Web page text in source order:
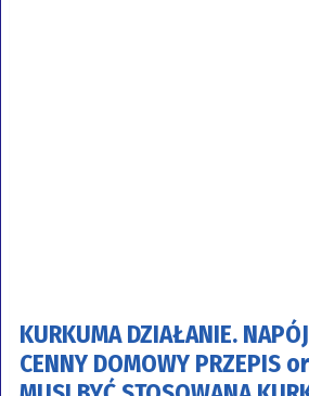
KURKUMA DZIAŁANIE.
CENNY DOMOWY PRZEPIS